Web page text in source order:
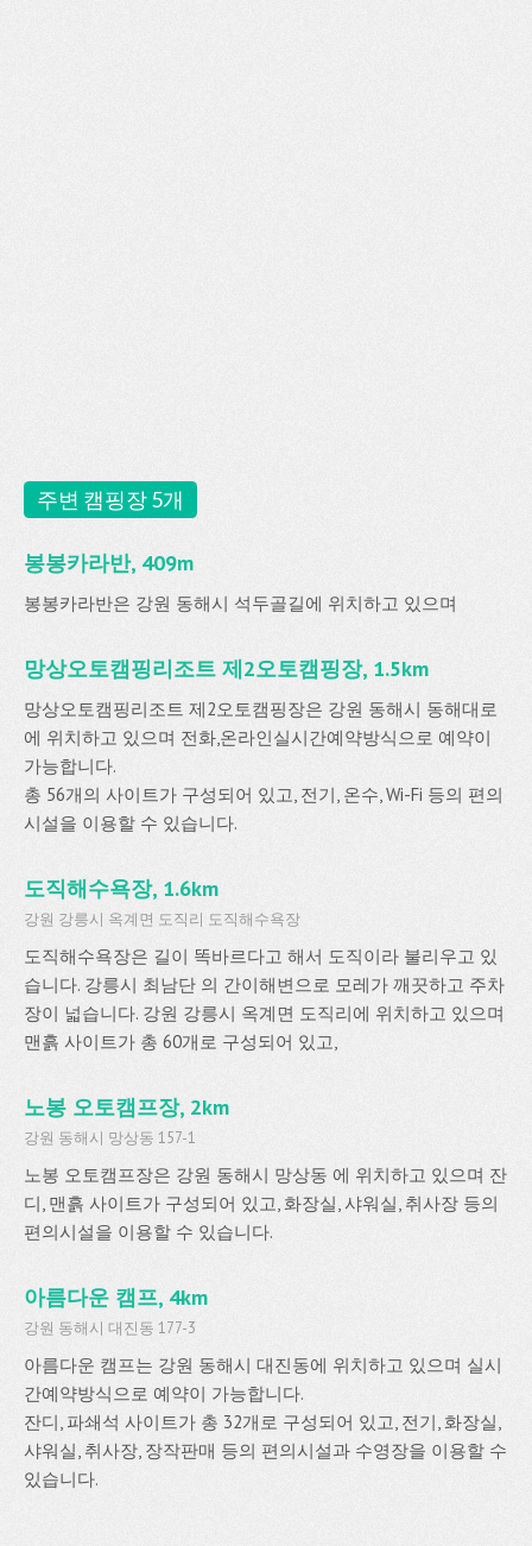
주변 캠핑장 5개
봉봉카라반, 409m
봉봉카라반은 강원 동해시 석두골길에 위치하고 있으며
망상오토캠핑리조트 제2오토캠핑장, 1.5km
망상오토캠핑리조트 제2오토캠핑장은 강원 동해시 동해대로
에 위치하고 있으며 전화,온라인실시간예약방식으로 예약이
가능합니다.
총 56개의 사이트가 구성되어 있고, 전기, 온수, Wi-Fi 등의 편의
시설을 이용할 수 있습니다.
도직해수욕장, 1.6km
강원 강릉시 옥계면 도직리 도직해수욕장
도직해수욕장은 길이 똑바르다고 해서 도직이라 불리우고 있
습니다. 강릉시 최남단 의 간이해변으로 모레가 깨끗하고 주차
장이 넓습니다. 강원 강릉시 옥계면 도직리에 위치하고 있으며
맨흙 사이트가 총 60개로 구성되어 있고,
노봉 오토캠프장, 2km
강원 동해시 망상동 157-1
노봉 오토캠프장은 강원 동해시 망상동 에 위치하고 있으며 잔
디, 맨흙 사이트가 구성되어 있고, 화장실, 샤워실, 취사장 등의
편의시설을 이용할 수 있습니다.
아름다운 캠프, 4km
강원 동해시 대진동 177-3
아름다운 캠프는 강원 동해시 대진동에 위치하고 있으며 실시
간예약방식으로 예약이 가능합니다.
잔디, 파쇄석 사이트가 총 32개로 구성되어 있고, 전기, 화장실,
샤워실, 취사장, 장작판매 등의 편의시설과 수영장을 이용할 수
있습니다.